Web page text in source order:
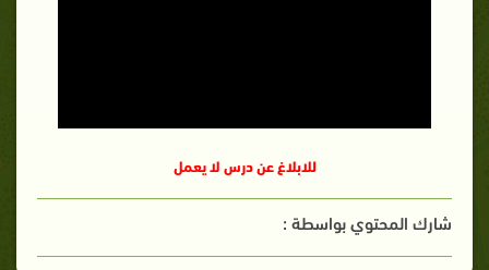
للابلاغ عن درس لا يعمل
شارك المحتوي بواسطة :